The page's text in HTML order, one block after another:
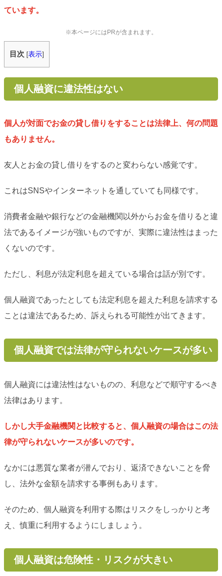
ています。
※本ページにはPRが含まれます。
目次 [表示]
個人融資に違法性はない
個人が対面でお金の貸し借りをすることは法律上、何の問題
もありません。
友人とお金の貸し借りをするのと変わらない感覚です。
これはSNSやインターネットを通していても同様です。
消費者金融や銀行などの金融機関以外からお金を借りると違
法であるイメージが強いものですが、実際に違法性はまった
くないのです。
ただし、利息が法定利息を超えている場合は話が別です。
個人融資であったとしても法定利息を超えた利息を請求する
ことは違法であるため、訴えられる可能性が出てきます。
個人融資では法律が守られないケースが多い
個人融資には違法性はないものの、利息などで順守するべき
法律はあります。
しかし大手金融機関と比較すると、個人融資の場合はこの法
律が守られないケースが多いのです。
なかには悪質な業者が潜んでおり、返済できないことを脅
し、法外な金額を請求する事例もあります。
そのため、個人融資を利用する際はリスクをしっかりと考
え、慎重に利用するようにしましょう。
個人融資は危険性・リスクが大きい